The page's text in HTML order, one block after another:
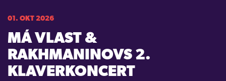
01. OKT 2026
MÁ VLAST &
RAKHMANINOVS 2.
KLAVERKONCERT